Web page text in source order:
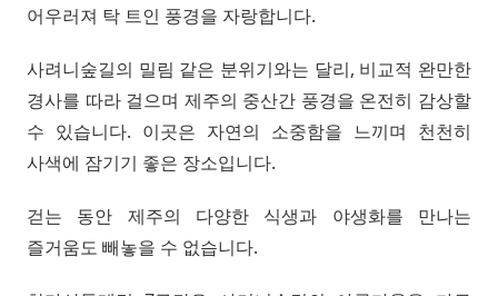
어우러져 탁 트인 풍경을 자랑합니다.
사려니숲길의 밀림 같은 분위기와는 달리, 비교적 완만한
경사를 따라 걸으며 제주의 중산간 풍경을 온전히 감상할
수 있습니다. 이곳은 자연의 소중함을 느끼며 천천히
사색에 잠기기 좋은 장소입니다.
걷는 동안 제주의 다양한 식생과 야생화를 만나는
즐거움도 빼놓을 수 없습니다.